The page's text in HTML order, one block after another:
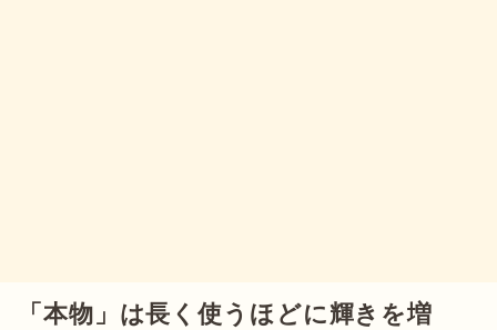
「本物」は長く使うほどに輝きを増